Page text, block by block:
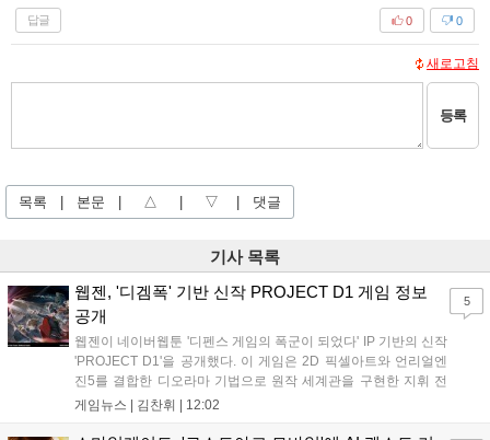
답글 0
0
새로고침
등록
목록 본문 △ ▽ 댓글
기사 목록
웹젠, '디겜폭' 기반 신작 PROJECT D1 게임 정보
공개
웹젠이 네이버웹툰 '디펜스 게임의 폭군이 되었다' IP 기반의 신작
'PROJECT D1'을 공개했다. 이 게임은 2D 픽셀아트와 언리얼엔
진5를 결합한 디오라마 기법으로 원작 세계관을 구현한 지휘 전
략 RPG다. 탐사와 방어전, 영지 경영 등 핵심 콘텐츠를 담았으며
게임뉴스 | 김찬휘 12:02
5